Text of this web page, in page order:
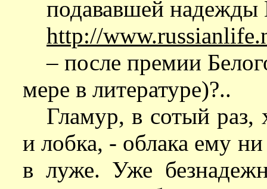
подававшей
http://
– после премии
мере в литературе)?..
Гламур, в сотый раз,
и лобка, - облака ему
в луже. Уже